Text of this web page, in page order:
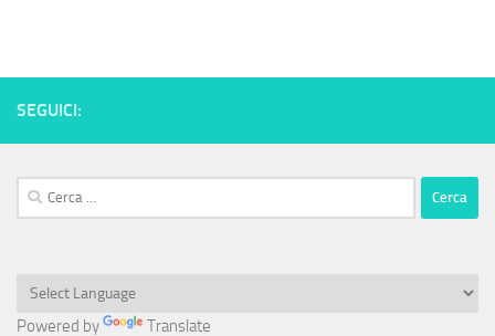
SEGUICI:
Ricerca
per:
Powered by Translate